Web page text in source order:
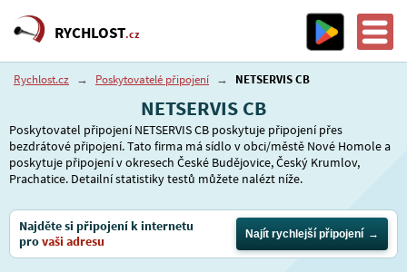
RYCHLOST.cz
Rychlost.cz → Poskytovatelé připojení → NETSERVIS CB
NETSERVIS CB
Poskytovatel připojení NETSERVIS CB poskytuje připojení přes
bezdrátové připojení. Tato firma má sídlo v obci/městě Nové Homole a
poskytuje připojení v okresech České Budějovice, Český Krumlov,
Prachatice. Detailní statistiky testů můžete nalézt níže.
Najděte si připojení k internetu
provaši adresu Najít rychlejší připojení